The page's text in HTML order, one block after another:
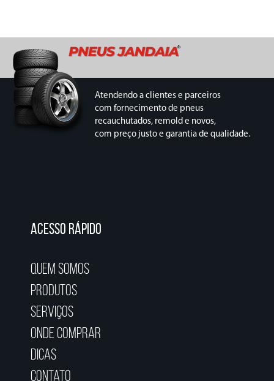
Atendendo a clientes e parceiros
com fornecimento de pneus
recauchutados, remold e novos,
com preço justo e garantia de qualidade.
ACESSO RÁPIDO
Quem Somos
Produtos
Serviços
Onde Comprar
Dicas
Contato